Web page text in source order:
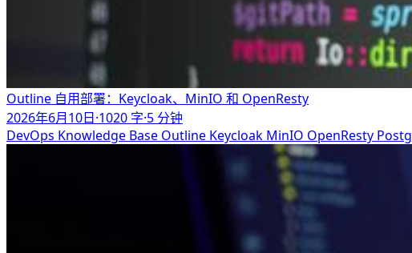
Outline 自用部署：Keycloak、MinIO 和 OpenResty
2026年6月10日·1020 字·5 分钟
DevOps Knowledge Base Outline Keycloak MinIO OpenResty